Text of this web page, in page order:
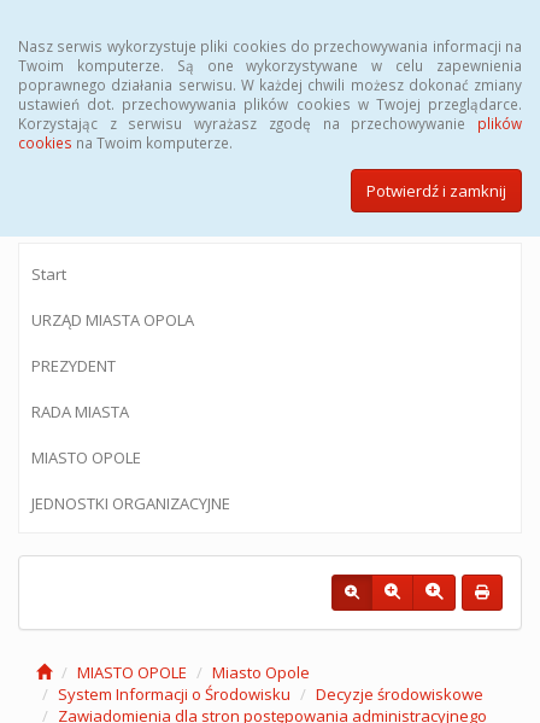
Nasz serwis wykorzystuje pliki cookies do przechowywania informacji na
Twoim komputerze. Są one wykorzystywane w celu zapewnienia
poprawnego działania serwisu. W każdej chwili możesz dokonać zmiany
ustawień dot. przechowywania plików cookies w Twojej przeglądarce.
Korzystając z serwisu wyrażasz zgodę na przechowywanie plików
cookies na Twoim komputerze.
Potwierdź i zamknij
BIULETYN INFORMACJI PUBLICZNEJ
Urzędu Miasta Opola
Start
URZĄD MIASTA OPOLA
PREZYDENT
RADA MIASTA
MIASTO OPOLE
JEDNOSTKI ORGANIZACYJNE
MIASTO OPOLE
Miasto Opole
System Informacji o Środowisku
Decyzje środowiskowe
Zawiadomienia dla stron postępowania administracyjnego